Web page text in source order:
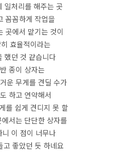
일처리를 해주는 곳
꼼꼼하게 작업을
곳에서 맡기는 것이
효율적이라는
했던 것 같습니다
종이 상자는
운 무게를 견딜 수가
하고 연약해서
를 쉽게 견디지 못 할
서는 단단한 상자를
니 이 점이 너무나
고 좋았던 듯 하네요